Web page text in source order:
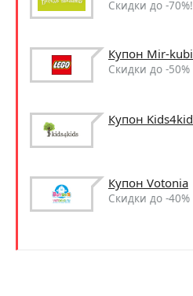
Скидки до -70%!
Купон Mir-
Скидки до -50%
Купон
Купон Votonia
Скидки до -40%